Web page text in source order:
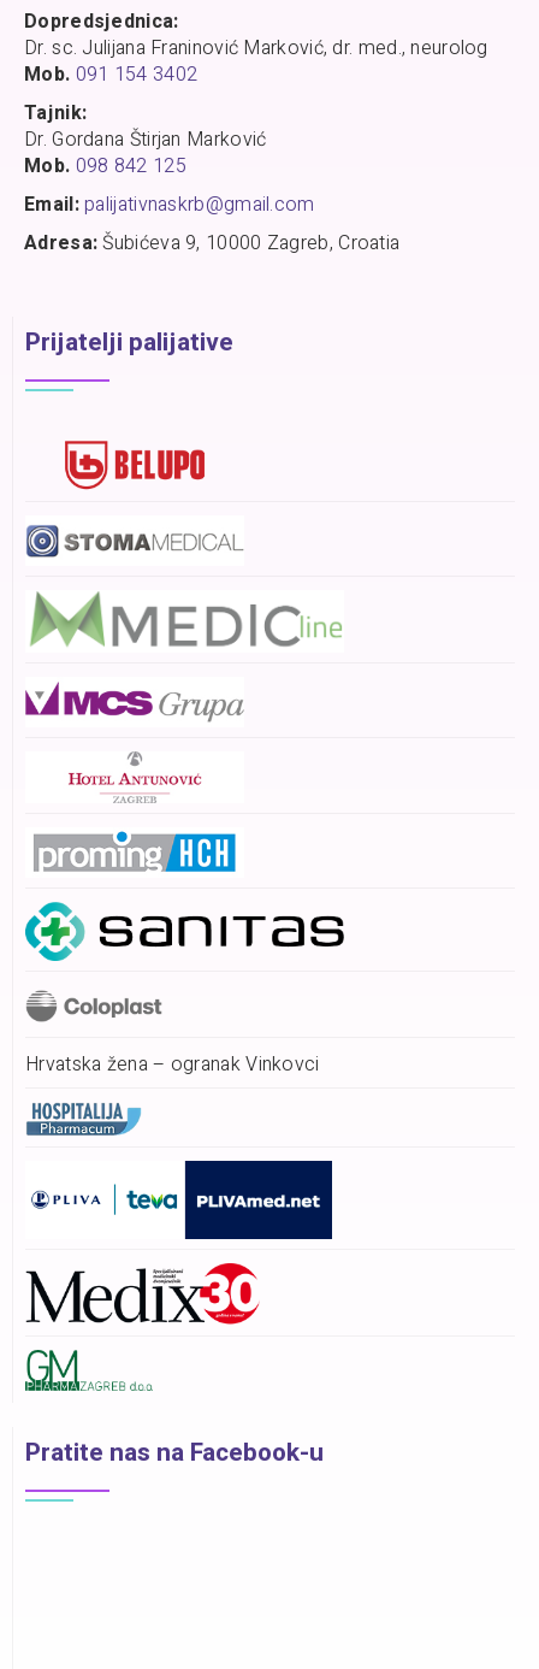
Dopredsjednica:
Dr. sc. Julijana Franinović Marković, dr. med., neurolog
Mob. 091 154 3402
Tajnik:
Dr. Gordana Štirjan Marković
Mob. 098 842 125
Email:palijativnaskrb@gmail.com
Adresa:Šubićeva 9, 10000 Zagreb, Croatia
Prijatelji palijative
Hrvatska žena – ogranak Vinkovci
Pratite nas na Facebook-u